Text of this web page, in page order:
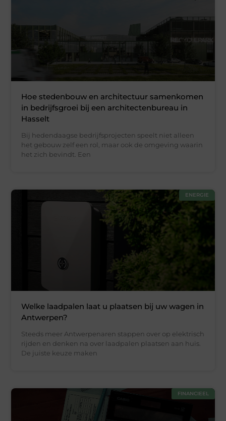
Hoe stedenbouw en architectuur samenkomen
in bedrijfsgroei bij een architectenbureau in
Hasselt
Bij hedendaagse bedrijfsprojecten speelt niet alleen
het gebouw zelf een rol, maar ook de omgeving waarin
het zich bevindt. Een
ENERGIE
Welke laadpalen laat u plaatsen bij uw wagen in
Antwerpen?
Steeds meer Antwerpenaren stappen over op elektrisch
rijden en denken na over laadpalen plaatsen aan huis.
De juiste keuze maken
FINANCIEEL